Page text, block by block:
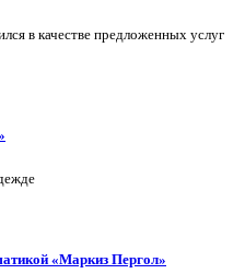
в качестве предложенных услуг
«Маркиз Пергол»